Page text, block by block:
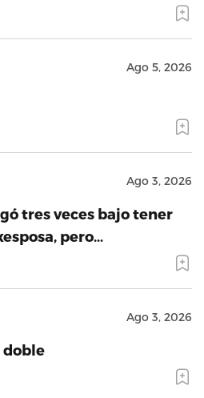
Ago 5, 2026
Ago 3, 2026
tres veces bajo tener
pero…
Ago 3, 2026
doble